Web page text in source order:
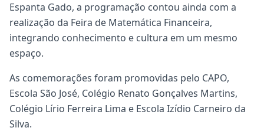
Espanta Gado, a programação contou ainda com a
realização da Feira de Matemática Financeira,
integrando conhecimento e cultura em um mesmo
espaço.
As comemorações foram promovidas pelo CAPO,
Escola São José, Colégio Renato Gonçalves Martins,
Colégio Lírio Ferreira Lima e Escola Izídio Carneiro da
Silva.